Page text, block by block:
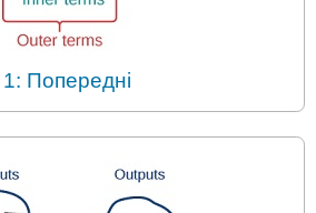
1: Попередні